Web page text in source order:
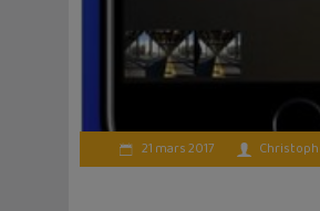
21 mars 2017